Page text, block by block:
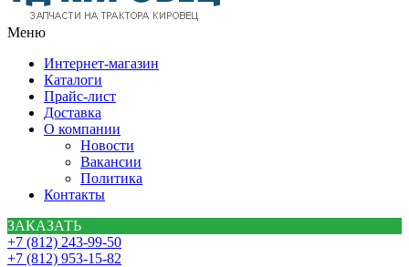
Меню
Интернет-магазин
Каталоги
Прайс-лист
Доставка
О компании
Новости
Вакансии
Политика
Контакты
ЗАКАЗАТЬ
+7 (812) 243-99-50
+7 (812) 953-15-82